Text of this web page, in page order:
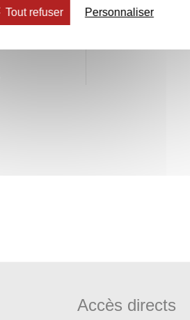
joy.rivault
Accès directs
Tout refuser Personnaliser